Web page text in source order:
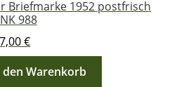
Briefmarke 1952 postfrisch
988
7,00€
den Warenkorb